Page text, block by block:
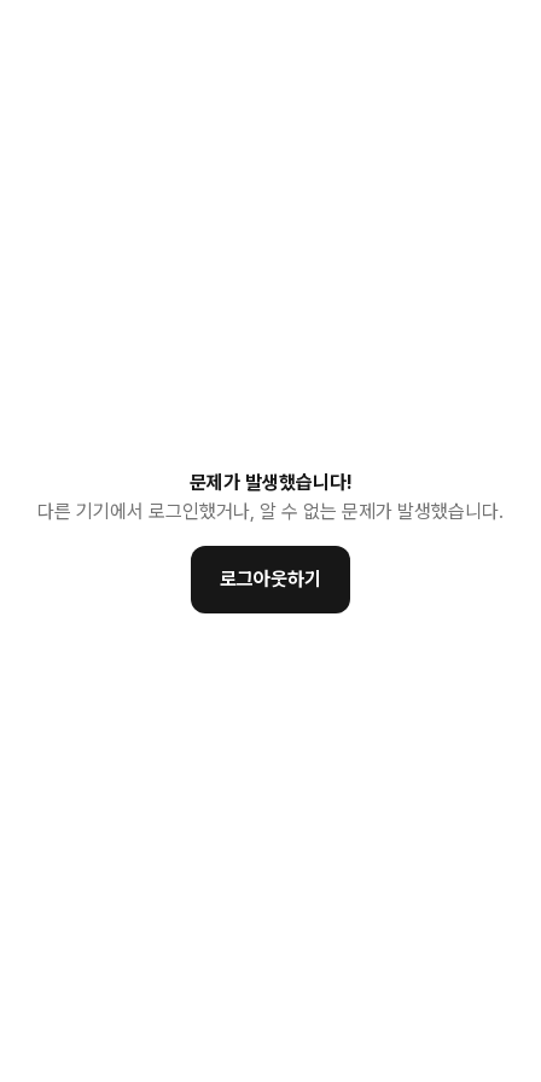
문제가 발생했습니다!
다른 기기에서 로그인했거나, 알 수 없는 문제가 발생했습니다.
로그아웃하기